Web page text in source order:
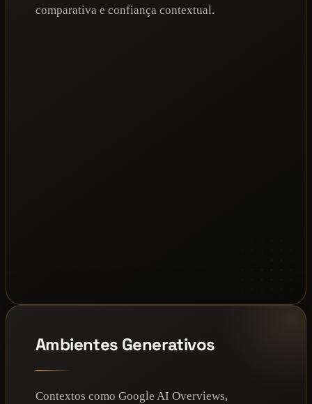
comparativa e confiança contextual.
Ambientes Generativos
Contextos como Google AI Overviews,